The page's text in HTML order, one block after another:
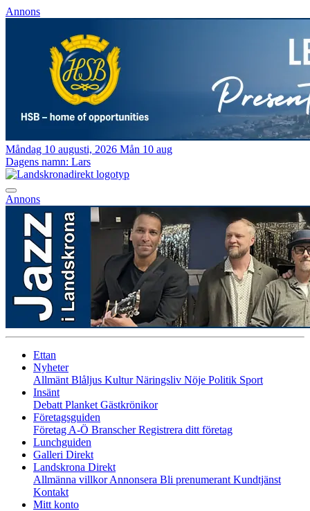
Annons
Måndag 10 augusti, 2026 Mån 10 aug
Dagens namn: Lars
Annons
Ettan
Nyheter
Allmänt Blåljus KulturNäringsliv Nöje Politik Sport
Insänt
Debatt Planket Gästkrönikor
Företagsguiden
Företag A-Ö BranscherRegistrera ditt företag
Lunchguiden
Galleri Direkt
Landskrona Direkt
Allmänna villkorAnnonsera Bli prenumerant Kundtjänst
Kontakt
Mitt konto